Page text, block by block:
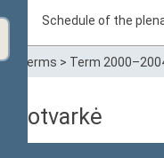
Schedule of the
terms > Term